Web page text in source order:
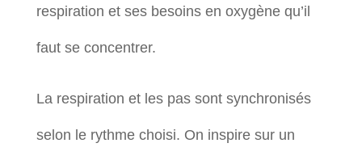
respiration et ses besoins en oxygène qu’il
faut se concentrer.
La respiration et les pas sont synchronisés
selon le rythme choisi. On inspire sur un